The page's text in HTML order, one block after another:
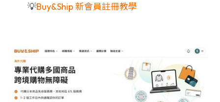
💡Buy&Ship 新會員註冊教學